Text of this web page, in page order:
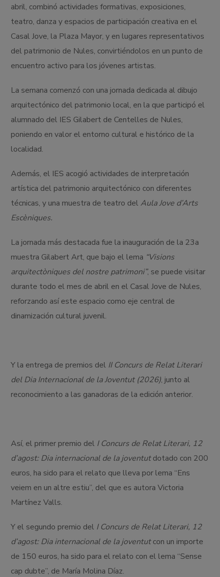
abril, combinó actividades formativas, exposiciones,
teatro, danza y espacios de participación creativa en el
Casal Jove, la Plaza Mayor, y en lugares representativos
del patrimonio de Nules, convirtiéndolos en un punto de
encuentro activo para los jóvenes artistas.
La semana comenzó con una jornada dedicada al dibujo
arquitectónico del patrimonio local, en la que participó el
alumnado del IES Gilabert de Centelles de Nules,
poniendo en valor el entorno cultural e histórico de la
localidad.
Además, el IES acogió actividades de interpretación
artística del patrimonio arquitectónico con diferentes
técnicas, y una muestra de teatro delAula Jove d’Arts
Escèniques.
La jornada más destacada fue la inauguración de la 23a
muestra Gilabert Art, que bajo el lema “Visions
arquitectòniques del nostre patrimoni”, se puede visitar
durante todo el mes de abril en el Casal Jove de Nules,
reforzando así este espacio como eje central de
dinamización cultural juvenil.
Y la entrega de premios del II Concurs de Relat Literari
del Dia Internacional de la Joventut (2026), junto al
reconocimiento a las ganadoras de la edición anterior.
Así, el primer premio del I Concurs de Relat Literari, 12
d’agost: Dia internacional de la joventutdotado con 200
euros, ha sido para el relato que lleva por lema “Ens
veiem en un altre estiu”, del que es autora Victoria
Martínez Valls.
Y el segundo premio del I Concurs de Relat Literari, 12
d’agost: Dia internacional de la joventutcon un importe
de 150 euros, ha sido para el relato con el lema “Sense
cap dubte”, de María Molina Díaz.